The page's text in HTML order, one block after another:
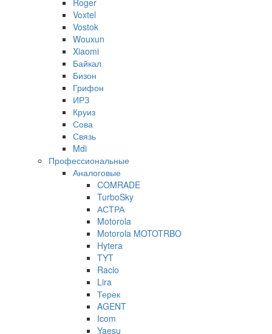
Voxtel
Vostok
Wouxun
Xiaomi
Байкал
Бизон
Грифон
ИРЗ
Круиз
Сова
Связь
Mdi
Профессиональные
Аналоговые
COMRADE
TurboSky
АСТРА
Motorola
Motorola MOTOTRBO
Hytera
TYT
Racio
Lira
Терек
AGENT
Icom
Yaesu